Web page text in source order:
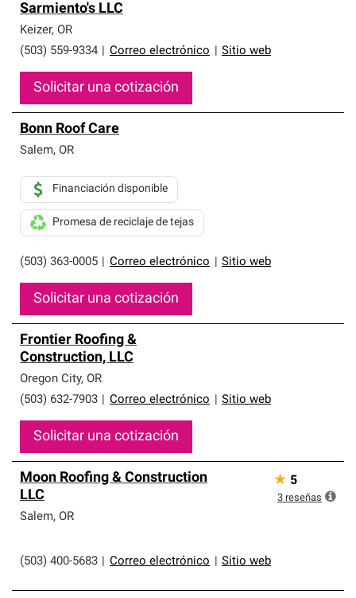
Sarmiento's LLC
Keizer, OR
(503) 559-9334
Correo electrónico Sitio web
Solicitar una cotización
Bonn Roof Care
Salem, OR
(503) 363-0005 Correo electrónico Sitio web
Financiación disponible
Promesa de reciclaje de tejas
Solicitar una cotización
Frontier Roofing &
Construction, LLC
Oregon City, OR
(503) 632-7903
Correo electrónico Sitio web
Solicitar una cotización
Moon Roofing & Construction
LLC
Salem, OR
(503) 400-5683 Correo electrónico Sitio web
★ 5
3 reseñas